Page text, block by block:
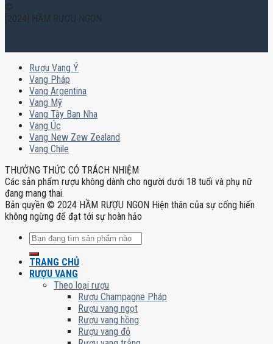
©
[2024] HẦM RƯỢU NGON
Rượu Vang Ý
Vang Pháp
Vang Argentina
Vang Mỹ
Vang Tây Ban Nha
Vang Úc
Vang New Zew Zealand
Vang Chile
THƯỞNG THỨC CÓ TRÁCH NHIỆM
Các sản phẩm rượu không dành cho người dưới 18 tuổi và phụ nữ
đang mang thai.
Bản quyền © 2024 HẦM RƯỢU NGON Hiện thân của sự cống hiến
không ngừng để đạt tới sự hoàn hảo
Tìm
kiếm:
TRANG CHỦ
RƯỢU VANG
Theo loại rượu
Rượu Champagne Pháp
Rượu vang ngọt
Rượu vang hồng
Rượu vang đỏ